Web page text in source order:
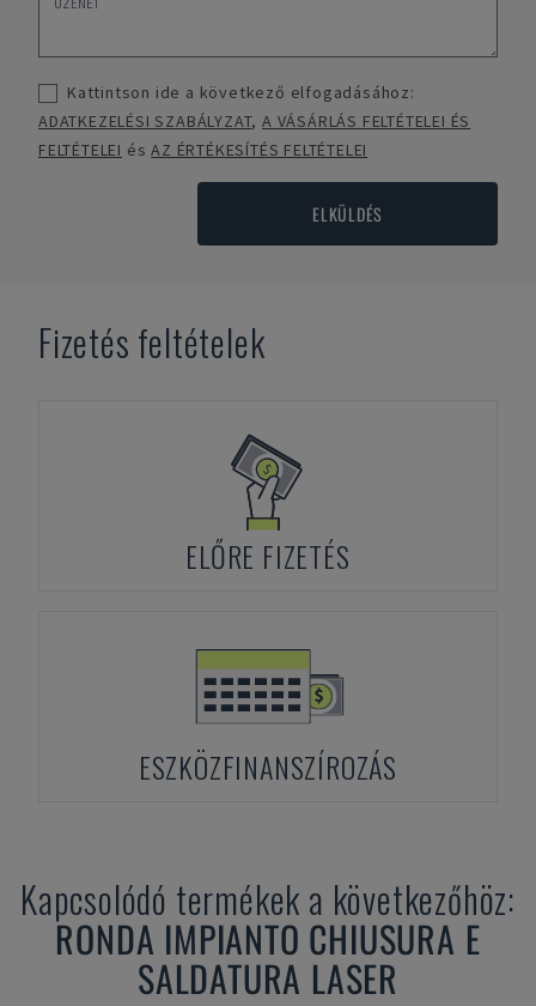
Kattintson ide a következő elfogadásához:
ADATKEZELÉSI SZABÁLYZAT,A VÁSÁRLÁS FELTÉTELEI ÉS
FELTÉTELEI ésAZ ÉRTÉKESÍTÉS FELTÉTELEI
ELKÜLDÉS
Fizetés feltételek
ELŐRE FIZETÉS
ESZKÖZFINANSZÍROZÁS
Kapcsolódó termékek a következőhöz:
RONDA IMPIANTO CHIUSURA E
SALDATURA LASER